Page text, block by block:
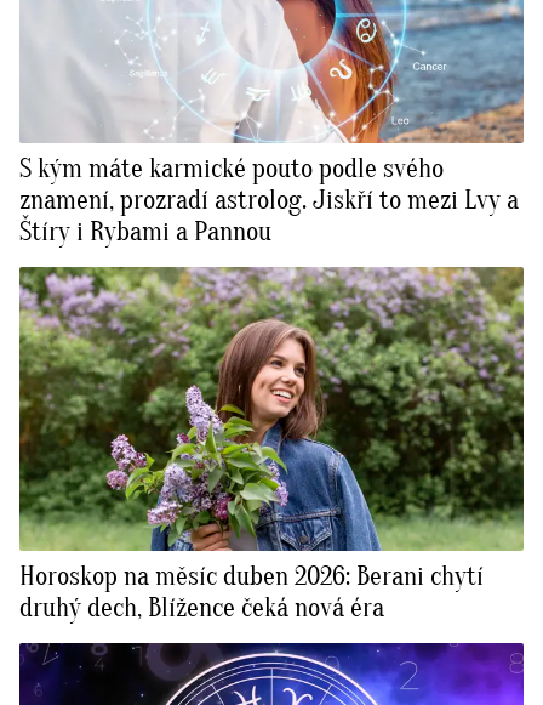
S kým máte karmické pouto podle svého
znamení, prozradí astrolog. Jiskří to mezi Lvy a
Štíry i Rybami a Pannou
Horoskop na měsíc duben 2026: Berani chytí
druhý dech, Blížence čeká nová éra